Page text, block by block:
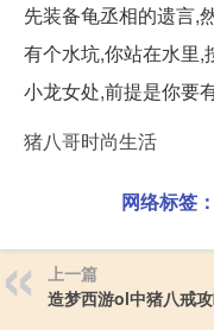
先装备龟丞相的遗言,
有个水坑,你站在水里,
小龙女处,前提是你要
猪八哥时尚生活
网络标签：
上一篇
造梦西游ol中猪八戒